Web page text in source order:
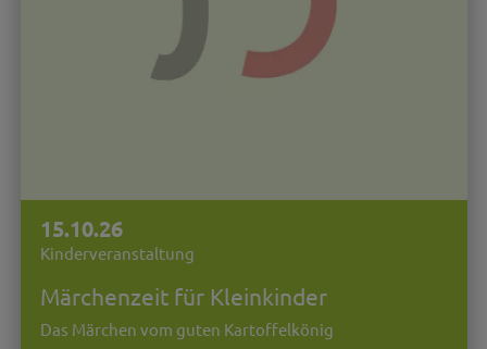
15.10.26
Kinderveranstaltung
Märchenzeit für Kleinkinder
Das Märchen vom guten Kartoffelkönig